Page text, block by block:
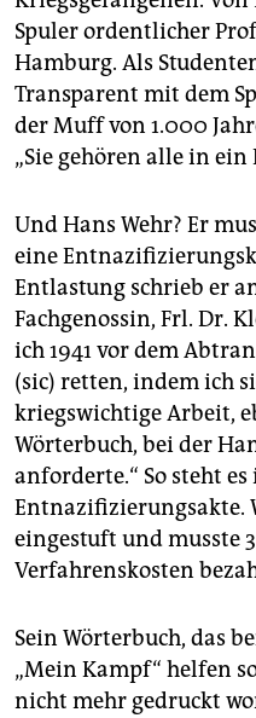
Spuler ordentlicher
Hamburg. Als
Transparent mit dem
der Muff von 1.000
„Sie gehören alle in
Und Hans Wehr? Er
eine
Entlastung schrieb er
Fachgenossin, Frl. Dr.
ich 1941 vor dem
(sic) retten, indem ich
kriegswichtige Arbeit,
Wörterbuch, bei der
anforderte.“ So steht
Entnazifizierungsakte.
eingestuft und musste
Verfahrenskosten
Sein Wörterbuch, das
„Mein Kampf“ helfen
nicht mehr gedruckt